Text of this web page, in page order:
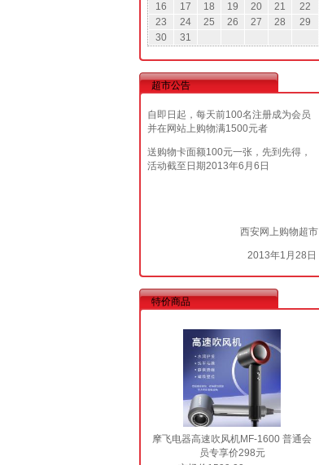
16
17 18 19 20 21
22
23
24 25 26 27 28
29
30
31
超市公告
自即日起，每天前100名注册成为会员
并在网站上购物满1500元者
送购物卡面额100元一张，先到先得，
活动截至日期2013年6月6日
西安网上购物超市
2013年1月28日
特价商品
摩飞电器高速吹风机MF-1600 普通会
员专享价298元